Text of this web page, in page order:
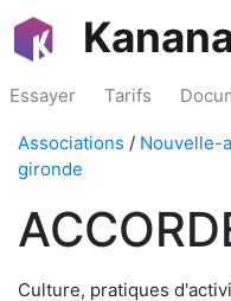
Essayer Tarifs
Associations / Nouvelle-
gironde
Culture, pratiques